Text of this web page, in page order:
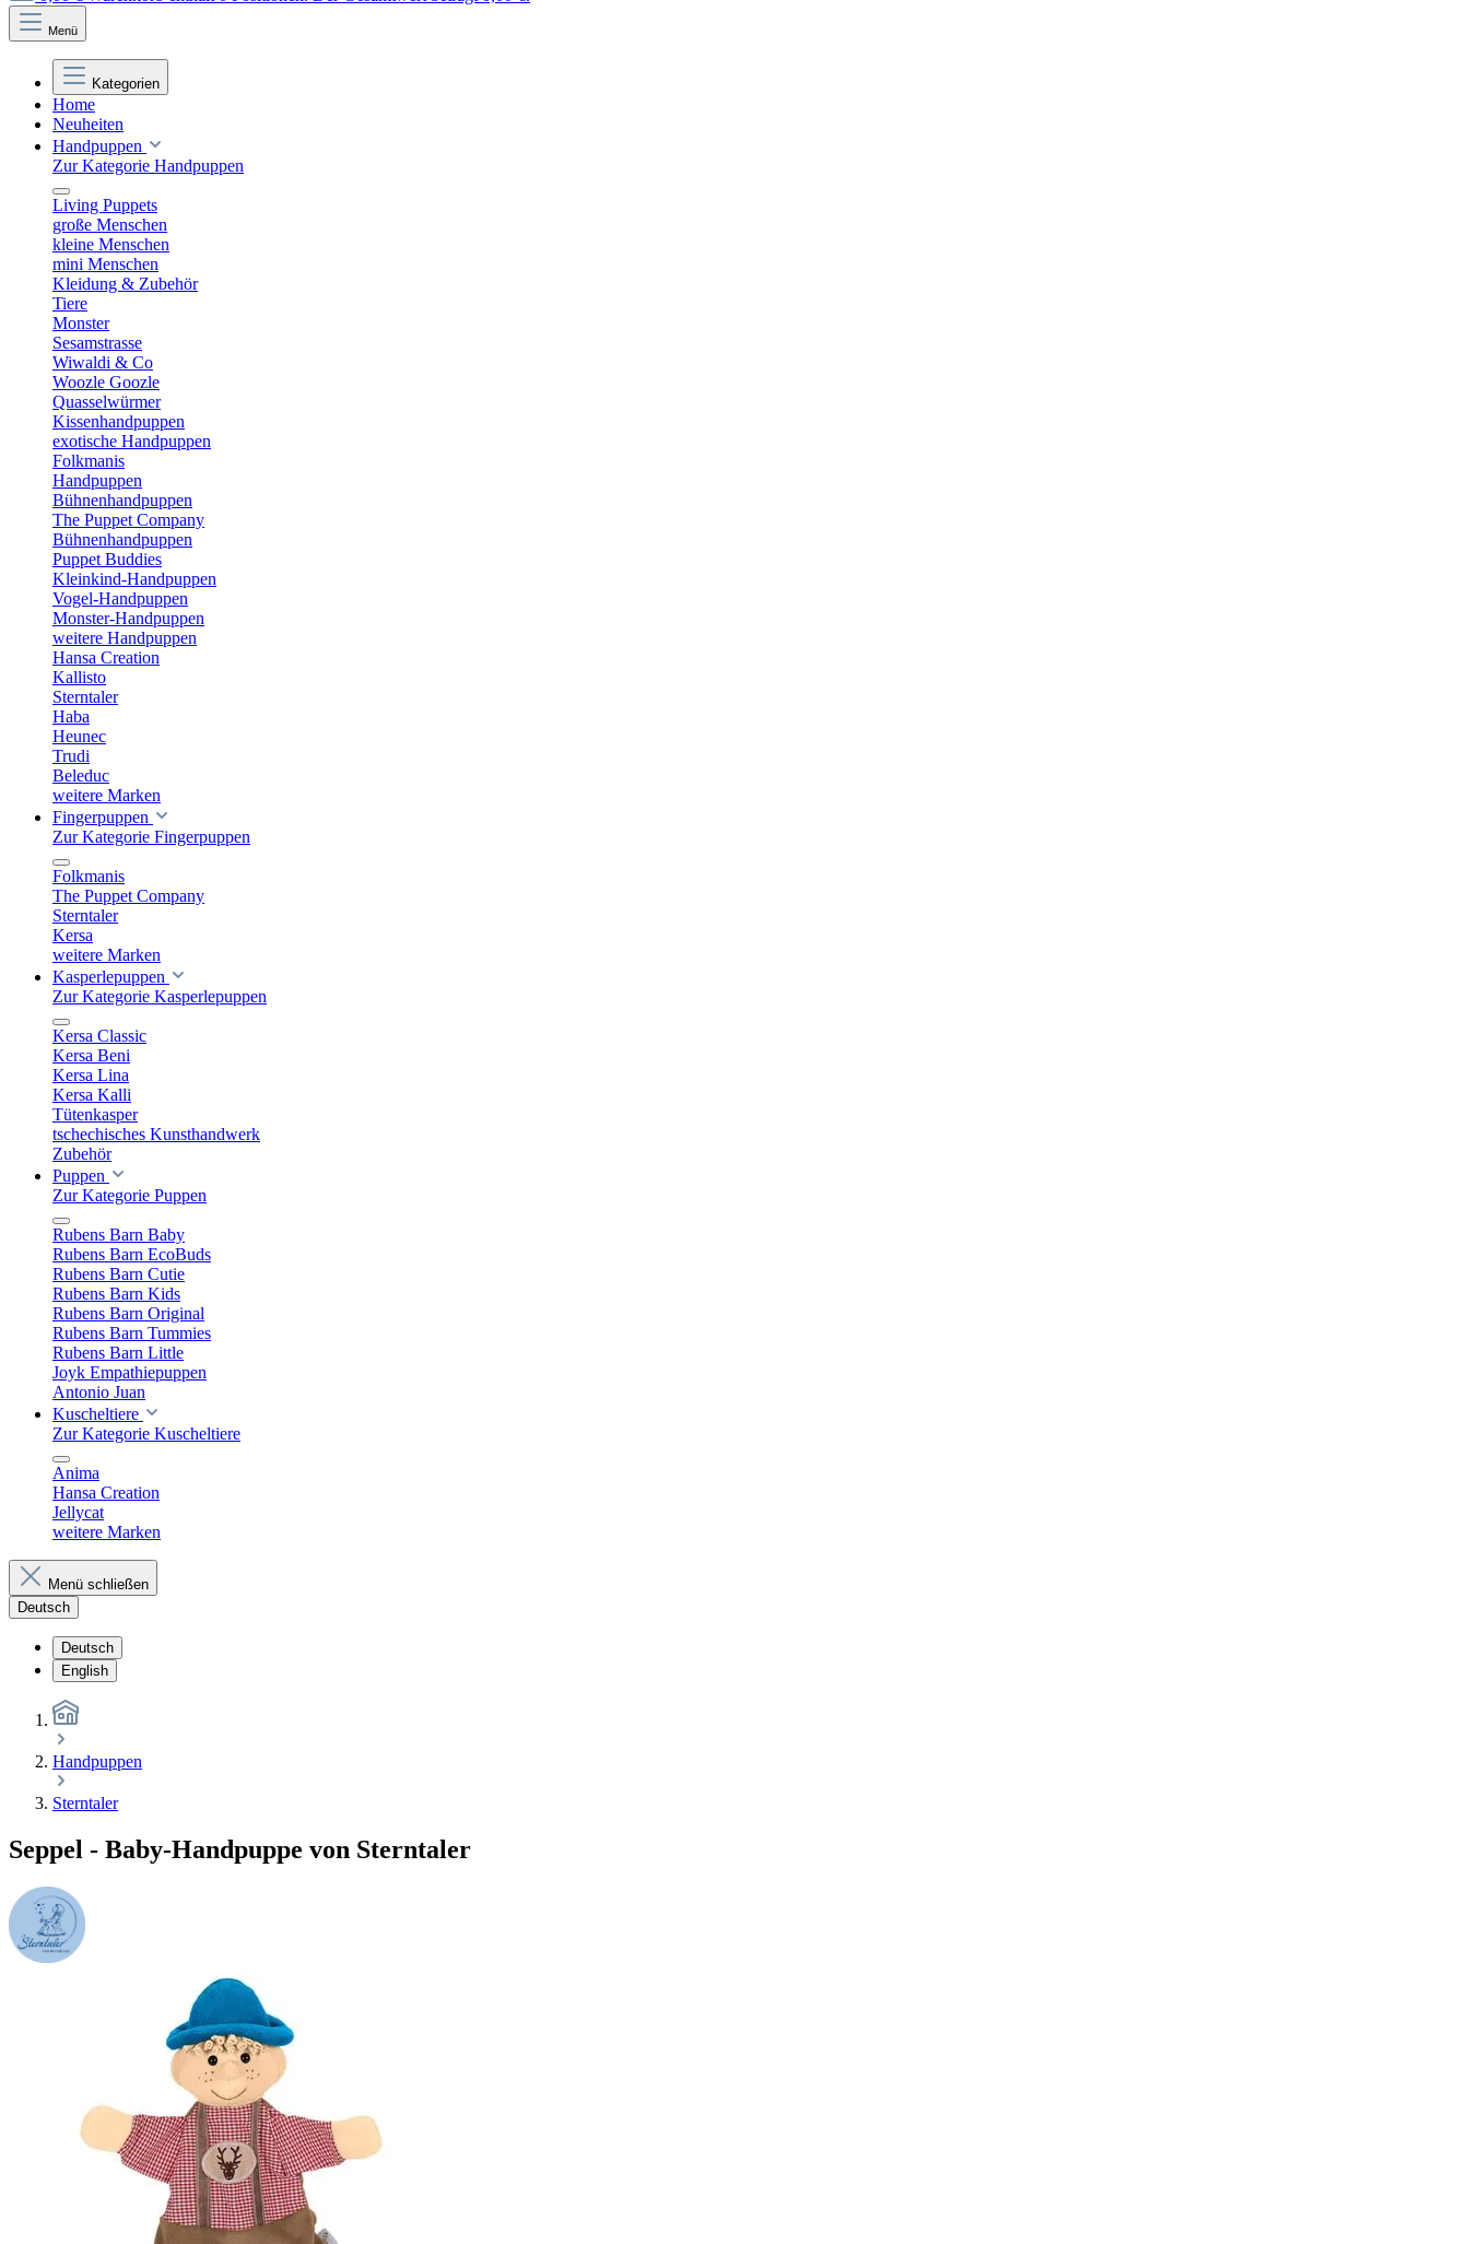
Menü
Kategorien
Home
Neuheiten
Handpuppen
Zur Kategorie Handpuppen
Living Puppets
große Menschen
kleine Menschen
mini Menschen
Kleidung & Zubehör
Tiere
Monster
Sesamstrasse
Wiwaldi & Co
Woozle Goozle
Quasselwürmer
Kissenhandpuppen
exotische Handpuppen
Folkmanis
Handpuppen
Bühnenhandpuppen
The Puppet Company
Bühnenhandpuppen
Puppet Buddies
Kleinkind-Handpuppen
Vogel-Handpuppen
Monster-Handpuppen
weitere Handpuppen
Hansa Creation
Kallisto
Sterntaler
Haba
Heunec
Trudi
Beleduc
weitere Marken
Fingerpuppen
Zur Kategorie Fingerpuppen
Folkmanis
The Puppet Company
Sterntaler
Kersa
weitere Marken
Kasperlepuppen
Zur Kategorie Kasperlepuppen
Kersa Classic
Kersa Beni
Kersa Lina
Kersa Kalli
Tütenkasper
tschechisches Kunsthandwerk
Zubehör
Puppen
Zur Kategorie Puppen
Rubens Barn Baby
Rubens Barn EcoBuds
Rubens Barn Cutie
Rubens Barn Kids
Rubens Barn Original
Rubens Barn Tummies
Rubens Barn Little
Joyk Empathiepuppen
Antonio Juan
Kuscheltiere
Zur Kategorie Kuscheltiere
Anima
Hansa Creation
Jellycat
weitere Marken
Menü schließen
Deutsch
Deutsch
English
Handpuppen
Sterntaler
Seppel - Baby-Handpuppe von Sterntaler